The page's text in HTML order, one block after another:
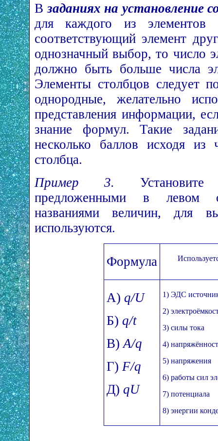
Взаданиях на установление
для каждого из элементов
соответствующий элемент
однозначный выбор, то число
должно быть больше числа
Элементы столбцов следует
однородные, желательно
представления информации,
знание формул. Такие
несколько баллов исходя из
столбца.
Пример 3. Установите
предложенными в левом
названиями величин, для
используются.
Формула
А) q/U
Б) q/t
В) A/q
Г) F/q
Д) qU
1) ЭДС
2)
3) силы тока
4)
5) напряжения
6) работы сил
7) потенциала
8) энергии